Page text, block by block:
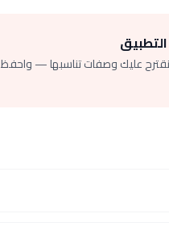
عليك وصفات تناسبها — واحفظ